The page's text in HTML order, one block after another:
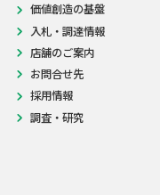
価値創造の基盤
入札・調達情報
店舗のご案内
お問合せ先
採用情報
調査・研究